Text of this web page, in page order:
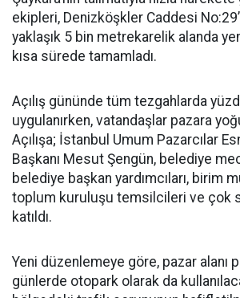
ekipleri, Denizköşkler Caddesi
yaklaşık 5 bin metrekarelik alanda
kısa sürede tamamladı.
Açılış gününde tüm tezgahlarda
uygulanırken, vatandaşlar pazara
Açılışa; İstanbul Umum Pazarcılar
Başkanı Mesut Şengün, belediye
belediye başkan yardımcıları, birim
toplum kuruluşu temsilcileri ve çok
katıldı.
Yeni düzenlemeye göre, pazar alanı
günlerde otopark olarak da